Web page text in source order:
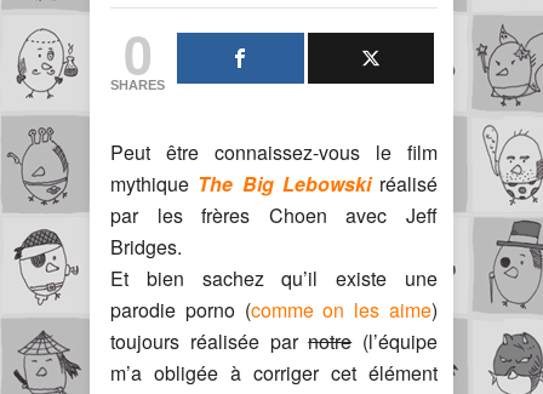
0
SHARES
Peut être connaissez-vous le film
mythique The Big Lebowskiréalisé
par les frères Choen avec Jeff
Bridges.
Et bien sachez qu’il existe une
parodie porno (comme on les aime)
toujours réalisée parnotre(l’équipe
m’a obligée à corriger cet élément